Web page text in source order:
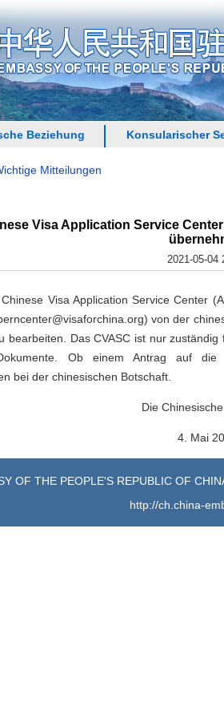
Beziehung Konsularischer
Mitteilungen
Visa Application Service
2021-05-04
Visa Application Service Center
von der
bearbeiten. Das CVASC ist nur
Ob einem Antrag auf
bei der chinesischen Botschaft.
Die
4. Mai
OF THE PEOPLE'S REPUBLIC OF
http://ch.china-